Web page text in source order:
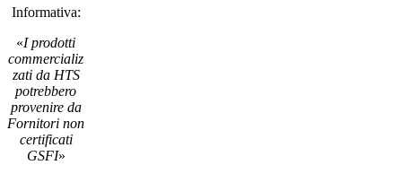
Informativa:
«I prodotti
commercializ
zati da HTS
potrebbero
provenire da
Fornitori non
certificati
GSFI»